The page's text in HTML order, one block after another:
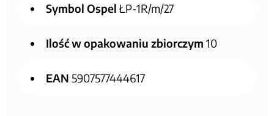
Symbol Ospel ŁP-1R/m/27
Ilość w opakowaniu zbiorczym 10
EAN 5907577444617